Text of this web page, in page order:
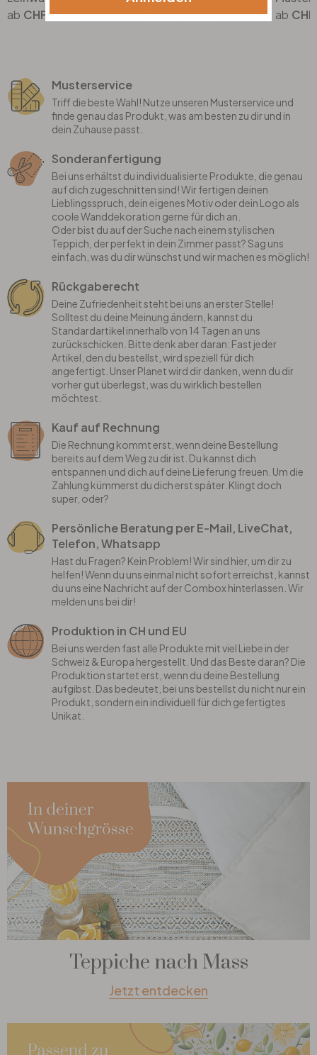
CHF 28.90
CHF 52.90
Musterservice
Triff die beste Wahl! Nutze unseren Musterservice und
finde genau das Produkt, was am besten zu dir und in
dein Zuhause passt.
Sonderanfertigung
Bei uns erhältst du individualisierte Produkte, die genau
auf dich zugeschnitten sind! Wir fertigen deinen
Lieblingsspruch, dein eigenes Motiv oder dein Logo als
coole Wanddekoration gerne für dich an.
Oder bist du auf der Suche nach einem stylischen
Teppich, der perfekt in dein Zimmer passt? Sag uns
einfach, was du dir wünschst und wir machen es möglich!
Rückgaberecht
Deine Zufriedenheit steht bei uns an erster Stelle!
Solltest du deine Meinung ändern, kannst du
Standardartikel innerhalb von 14 Tagen an uns
zurückschicken. Bitte denk aber daran: Fast jeder
Artikel, den du bestellst, wird speziell für dich
angefertigt. Unser Planet wird dir danken, wenn du dir
vorher gut überlegst, was du wirklich bestellen
möchtest.
Kauf auf Rechnung
Die Rechnung kommt erst, wenn deine Bestellung
bereits auf dem Weg zu dir ist. Du kannst dich
entspannen und dich auf deine Lieferung freuen. Um die
Zahlung kümmerst du dich erst später. Klingt doch
super, oder?
Persönliche Beratung per E-Mail, LiveChat,
Telefon, Whatsapp
Hast du Fragen? Kein Problem! Wir sind hier, um dir zu
helfen! Wenn du uns einmal nicht sofort erreichst, kannst
du uns eine Nachricht auf der Combox hinterlassen. Wir
melden uns bei dir!
Produktion in CH und EU
Bei uns werden fast alle Produkte mit viel Liebe in der
Schweiz & Europa hergestellt. Und das Beste daran? Die
Produktion startet erst, wenn du deine Bestellung
aufgibst. Das bedeutet, bei uns bestellst du nicht nur ein
Produkt, sondern ein individuell für dich gefertigtes
Unikat.
Teppiche nach Mass
Jetzt entdecken